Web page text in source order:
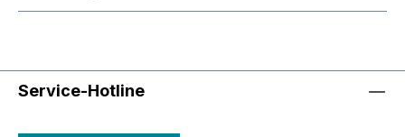
Service-Hotline